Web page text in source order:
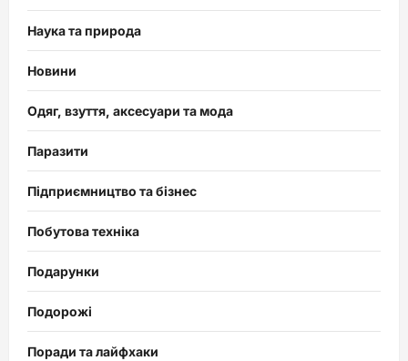
Наука та природа
Новини
Одяг, взуття, аксесуари та мода
Паразити
Підприємництво та бізнес
Побутова техніка
Подарунки
Подорожі
Поради та лайфхаки